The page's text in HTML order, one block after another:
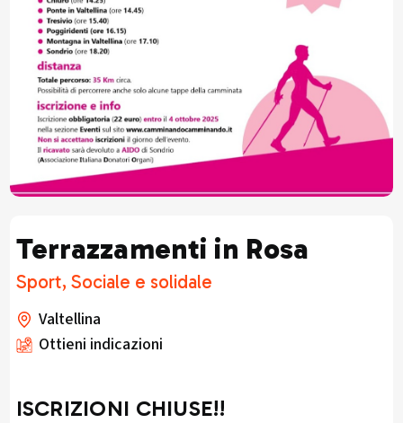
Terrazzamenti in Rosa
Sport, Sociale e solidale
Valtellina
Ottieni indicazioni
ISCRIZIONI CHIUSE!!